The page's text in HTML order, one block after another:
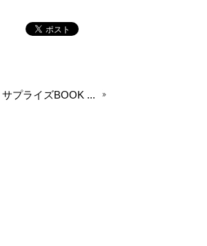
サプライズBOOK ...